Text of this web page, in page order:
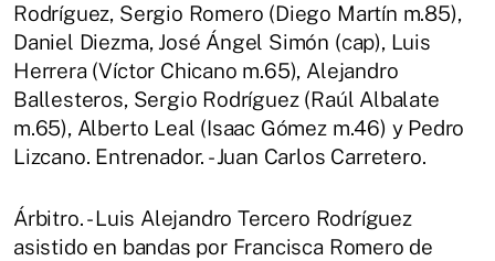
Rodríguez, Sergio Romero (Diego Martín m.85),
Daniel Diezma, José Ángel Simón (cap), Luis
Herrera (Víctor Chicano m.65), Alejandro
Ballesteros, Sergio Rodríguez (Raúl Albalate
m.65), Alberto Leal (Isaac Gómez m.46) y Pedro
Lizcano. Entrenador. - Juan Carlos Carretero.
Árbitro. - Luis Alejandro Tercero Rodríguez
asistido en bandas por Francisca Romero de